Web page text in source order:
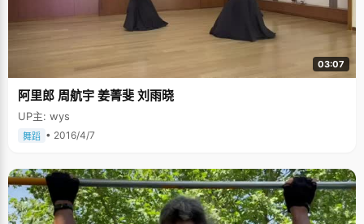
03:07
阿里郎 周航宇 姜菁斐 刘雨晓
UP主: wys
舞蹈 • 2016/4/7